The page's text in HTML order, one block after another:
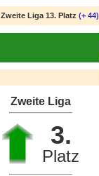
Zweite Liga 13. Platz (+ 44)
Zweite Liga
3.
Platz